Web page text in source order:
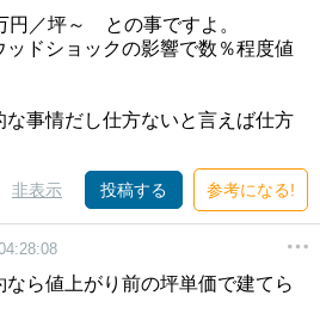
／坪～ との事ですよ。
ッドショックの影響で数％程度値
な事情だし仕方ないと言えば仕方
非表示 投稿する 参考になる!
ら値上がり前の坪単価で建てら